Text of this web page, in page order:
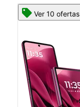
Ver 10 ofertas